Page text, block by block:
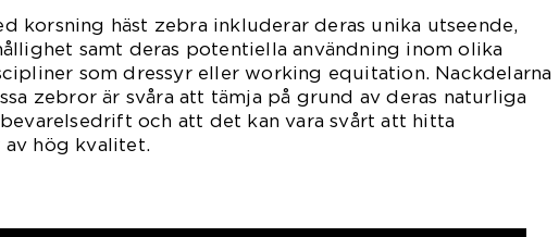
korsning häst zebra inkluderar deras unika utseende,
samt deras potentiella användning inom olika
som dressyr eller working equitation. Nackdelarna
zebror är svåra att tämja på grund av deras naturliga
och att det kan vara svårt att hitta
av hög kvalitet.